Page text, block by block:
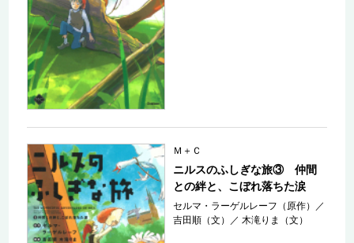
Ｍ＋Ｃ
ニルスのふしぎな旅③ 仲間
との絆と、こぼれ落ちた涙
セルマ・ラーゲルレーフ（原作）
／
吉田順（文）
／木滝りま（文）